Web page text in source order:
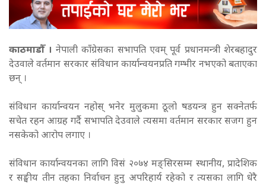
काठमाडौँ । नेपाली काँग्रेसका सभापति एवम् पूर्व प्रधानमन्त्री शेरबहादुर
देउवाले वर्तमान सरकार संविधान कार्यान्वयनप्रति गम्भीर नभएको बताएका
छन् ।
संविधान कार्यान्वयन नहोस् भनेर मुलुकमा ठूलो षडयन्त्र हुन सक्नेतर्फ
सचेत रहन आग्रह गर्दै सभापति देउवाले त्यसमा वर्तमान सरकार सजग हुन
नसकेको आरोप लगाए ।
संविधान कार्यान्वयनका लागि विसं २०७४ मङ्सिरसम्म स्थानीय, प्रादेशिक
र सङ्घीय तीन तहका निर्वाचन हुनु अपरिहार्य रहेको र त्यसका लागि धेरै